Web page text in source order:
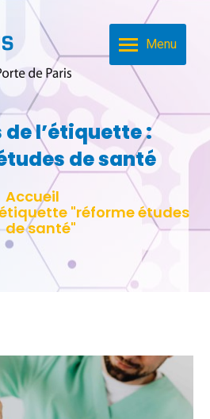
Menu
l’étiquette :
de santé
Accueil
"réforme études
de santé"